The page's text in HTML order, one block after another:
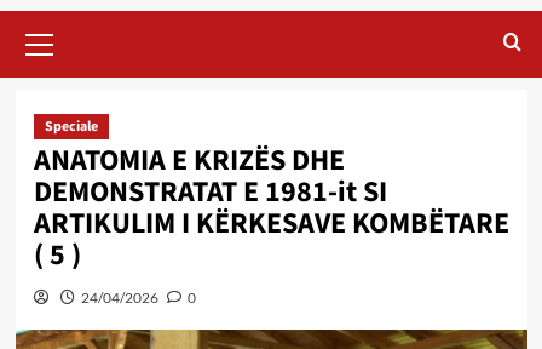
Menu
Speciale
ANATOMIA E KRIZËS DHE
DEMONSTRATAT E 1981-it SI
ARTIKULIM I KËRKESAVE KOMBËTARE
( 5 )
24/04/2026 0